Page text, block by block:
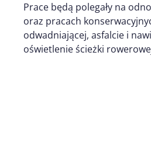
Prace będą polegały na
oraz pracach
odwadniającej, asfalcie i
oświetlenie ścieżki